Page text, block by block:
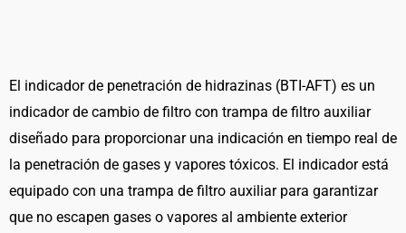
Filter
Trap
(BTI
cantidad
El indicador de penetración de hidrazinas (BTI-AFT) es un
indicador de cambio de filtro con trampa de filtro auxiliar
diseñado para proporcionar una indicación en tiempo real de
la penetración de gases y vapores tóxicos. El indicador está
equipado con una trampa de filtro auxiliar para garantizar
que no escapen gases o vapores al ambiente exterior